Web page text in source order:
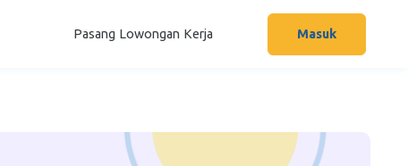
Pasang Lowongan Kerja Masuk